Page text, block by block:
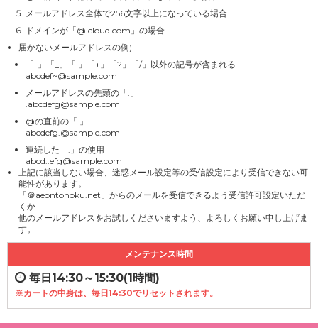
メールアドレス全体で256文字以上になっている場合
ドメインが「@icloud.com」の場合
届かないメールアドレスの例)
「-」「_」「.」「+」「?」「/」以外の記号が含まれる
abcdef~@sample.com
メールアドレスの先頭の「.」
.abcdefg@sample.com
@の直前の「.」
abcdefg.@sample.com
連続した「.」の使用
abcd..efg@sample.com
上記に該当しない場合、迷惑メール設定等の受信設定により受信できない可
能性があります。
「＠aeontohoku.net」からのメールを受信できるよう受信許可設定いただ
くか
他のメールアドレスをお試しくださいますよう、よろしくお願い申し上げま
す。
メンテナンス時間
毎日14:30～15:30(1時間)
※カートの中身は、毎日14:30でリセットされます。